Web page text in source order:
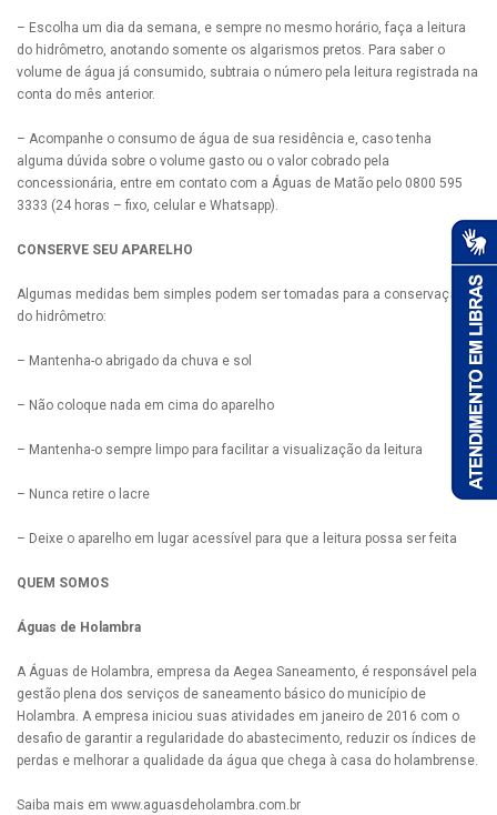
– Escolha um dia da semana, e sempre no mesmo horário, faça a leitura
do hidrômetro, anotando somente os algarismos pretos. Para saber o
volume de água já consumido, subtraia o número pela leitura registrada na
conta do mês anterior.
– Acompanhe o consumo de água de sua residência e, caso tenha
alguma dúvida sobre o volume gasto ou o valor cobrado pela
concessionária, entre em contato com a Águas de Matão pelo 0800 595
3333 (24 horas – fixo, celular e Whatsapp).
CONSERVE SEU APARELHO
Algumas medidas bem simples podem ser tomadas para a conservação
do hidrômetro:
– Mantenha-o abrigado da chuva e sol
– Não coloque nada em cima do aparelho
– Mantenha-o sempre limpo para facilitar a visualização da leitura
– Nunca retire o lacre
– Deixe o aparelho em lugar acessível para que a leitura possa ser feita
QUEM SOMOS
Águas de Holambra
A Águas de Holambra, empresa da Aegea Saneamento, é responsável pela
gestão plena dos serviços de saneamento básico do município de
Holambra. A empresa iniciou suas atividades em janeiro de 2016 com o
desafio de garantir a regularidade do abastecimento, reduzir os índices de
perdas e melhorar a qualidade da água que chega à casa do holambrense.
Saiba mais em www.aguasdeholambra.com.br